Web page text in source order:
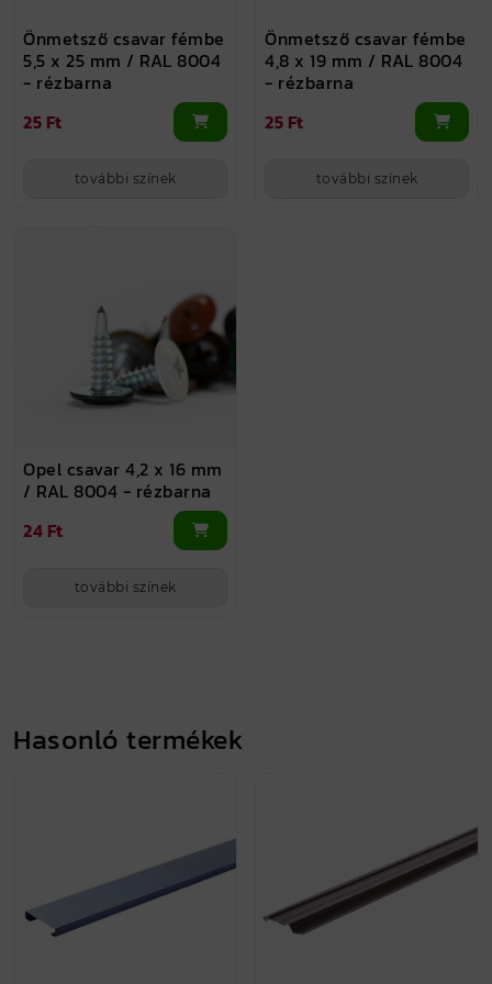
Önmetsző csavar fémbe
5,5 x 25 mm / RAL 8004
- rézbarna
25 Ft
további színek
Önmetsző csavar fémbe
4,8 x 19 mm / RAL 8004
- rézbarna
25 Ft
további színek
Opel csavar 4,2 x 16 mm
/ RAL 8004 - rézbarna
24 Ft
további színek
Hasonló termékek